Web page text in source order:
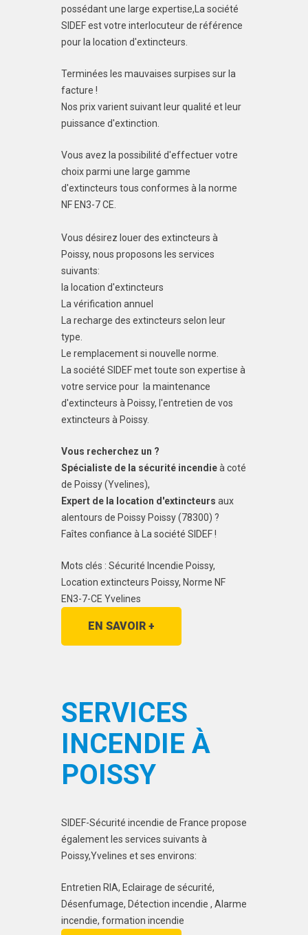
possédant une large expertise,La société
SIDEF est votre interlocuteur de référence
pour la location d'extincteurs.
Terminées les mauvaises surpises sur la
facture !
Nos prix varient suivant leur qualité et leur
puissance d'extinction.
Vous avez la possibilité d'effectuer votre
choix parmi une large gamme
d'extincteurs tous conformes à la norme
NF EN3-7 CE.
Vous désirez louer des extincteurs à
Poissy, nous proposons les services
suivants:
la location d'extincteurs
La vérification annuel
La recharge des extincteurs selon leur
type.
Le remplacement si nouvelle norme.
La société SIDEF met toute son expertise à
votre service pour la maintenance
d'extincteurs à Poissy, l'entretien de vos
extincteurs à Poissy.
Vous recherchez un ?
Spécialiste de la sécurité incendieà coté
de Poissy (Yvelines),
Expert de la location d'extincteurs aux
alentours de Poissy Poissy (78300) ?
Faîtes confiance à La société SIDEF !
Mots clés : Sécurité Incendie Poissy,
Location extincteurs Poissy, Norme NF
EN3-7-CE Yvelines
EN SAVOIR +
SERVICES
INCENDIE À
POISSY
SIDEF-Sécurité incendie de France propose
également les services suivants à
Poissy,Yvelines et ses environs:
Entretien RIA, Eclairage de sécurité,
Désenfumage, Détection incendie , Alarme
incendie, formation incendie